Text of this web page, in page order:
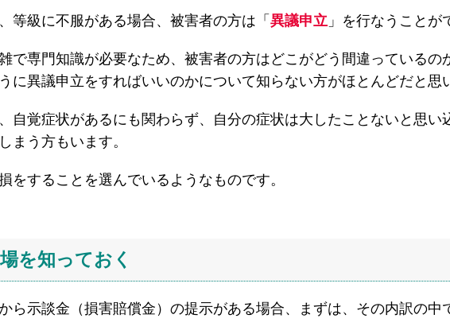
等級に不服がある場合、被害者の方は「 異議申立 」を行なうことが
で専門知識が必要なため、被害者の方はどこがどう間違っているの
に異議申立をすればいいのかについて知らない方がほとんどだと思
自覚症状があるにも関わらず、自分の症状は大したことないと思い
まう方もいます。
をすることを選んでいるようなものです。
を知っておく
ら示談金（損害賠償金）の提示がある場合、まずは、その内訳の中